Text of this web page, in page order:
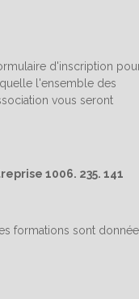
d'inscription
l'ensemble des
vous seront
1006. 235. 141
formations sont